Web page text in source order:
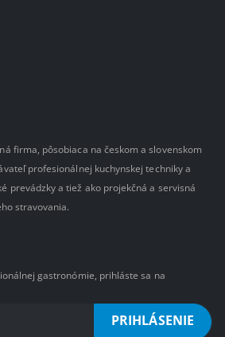
firma, pôsobiaca na českom a slovenskom
profesionálnej kuchynskej techniky a
prevádzky a tiež ako projekčná a servisná
stravovania.
gastronómie, prihláste sa na